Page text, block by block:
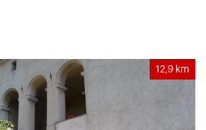
12,9 km